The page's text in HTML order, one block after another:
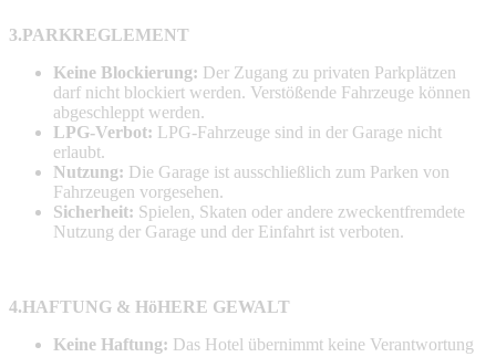
3.PARKREGLEMENT
Keine Blockierung: Der Zugang zu privaten Parkplätzen
darf nicht blockiert werden. Verstößende Fahrzeuge können
abgeschleppt werden.
LPG-Verbot: LPG-Fahrzeuge sind in der Garage nicht
erlaubt.
Nutzung: Die Garage ist ausschließlich zum Parken von
Fahrzeugen vorgesehen.
Sicherheit: Spielen, Skaten oder andere zweckentfremdete
Nutzung der Garage und der Einfahrt ist verboten.
4.HAFTUNG & HöHERE GEWALT
Keine Haftung: Das Hotel übernimmt keine Verantwortung